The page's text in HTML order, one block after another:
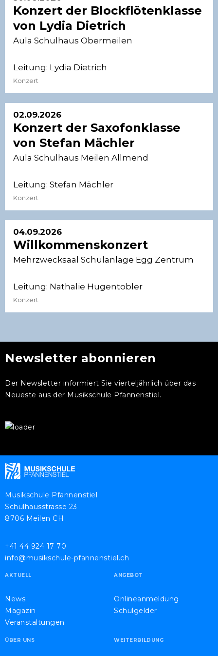
Konzert der Blockflötenklasse
von Lydia Dietrich
Aula Schulhaus Obermeilen
Leitung: Lydia Dietrich
Konzert
02.09.2026
Konzert der Saxofonklasse
von Stefan Mächler
Aula Schulhaus Meilen Allmend
Leitung: Stefan Mächler
Konzert
04.09.2026
Willkommenskonzert
Mehrzwecksaal Schulanlage Egg Zentrum
Leitung: Nathalie Hugentobler
Konzert
Newsletter abonnieren
Der Newsletter informiert Sie vierteljährlich über das
Neueste aus der Musikschule Pfannenstiel.
Musikschule Pfannenstiel
Schulhausstrasse 23
8706 Meilen CH
+41 44 924 17 70
info@musikschule-pfannenstiel.ch
AKTUELL
News
Magazin
Veranstaltungen
ANGEBOT
Onlineanmeldung
Schulgelder
ÜBER UNS WEITERBILDUNG